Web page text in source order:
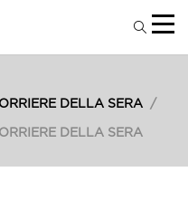
DELLA SERA /
DELLA SERA